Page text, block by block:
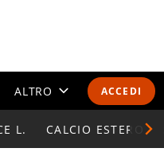
ACCEDI
ALTRO
CALENDARI E CLASSIFICHE
L. CALCIO ESTERO